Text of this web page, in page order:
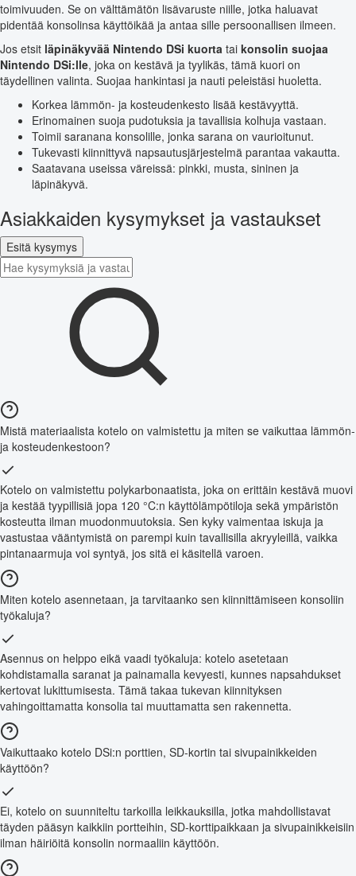
toimivuuden. Se on välttämätön lisävaruste niille, jotka haluavat
pidentää konsolinsa käyttöikää ja antaa sille persoonallisen ilmeen.
Jos etsit läpinäkyvää Nintendo DSi kuorta tai konsolin suojaa
Nintendo DSi:lle, joka on kestävä ja tyylikäs, tämä kuori on
täydellinen valinta. Suojaa hankintasi ja nauti peleistäsi huoletta.
Korkea lämmön- ja kosteudenkesto lisää kestävyyttä.
Erinomainen suoja pudotuksia ja tavallisia kolhuja vastaan.
Toimii saranana konsolille, jonka sarana on vaurioitunut.
Tukevasti kiinnittyvä napsautusjärjestelmä parantaa vakautta.
Saatavana useissa väreissä: pinkki, musta, sininen ja
läpinäkyvä.
Asiakkaiden kysymykset ja vastaukset
Esitä kysymys
Mistä materiaalista kotelo on valmistettu ja miten se vaikuttaa lämmön-
ja kosteudenkestoon?
Kotelo on valmistettu polykarbonaatista, joka on erittäin kestävä muovi
ja kestää tyypillisiä jopa 120 °C:n käyttölämpötiloja sekä ympäristön
kosteutta ilman muodonmuutoksia. Sen kyky vaimentaa iskuja ja
vastustaa vääntymistä on parempi kuin tavallisilla akryyleillä, vaikka
pintanaarmuja voi syntyä, jos sitä ei käsitellä varoen.
Miten kotelo asennetaan, ja tarvitaanko sen kiinnittämiseen konsoliin
työkaluja?
Asennus on helppo eikä vaadi työkaluja: kotelo asetetaan
kohdistamalla saranat ja painamalla kevyesti, kunnes napsahdukset
kertovat lukittumisesta. Tämä takaa tukevan kiinnityksen
vahingoittamatta konsolia tai muuttamatta sen rakennetta.
Vaikuttaako kotelo DSi:n porttien, SD-kortin tai sivupainikkeiden
käyttöön?
Ei, kotelo on suunniteltu tarkoilla leikkauksilla, jotka mahdollistavat
täyden pääsyn kaikkiin portteihin, SD-korttipaikkaan ja sivupainikkeisiin
ilman häiriöitä konsolin normaaliin käyttöön.